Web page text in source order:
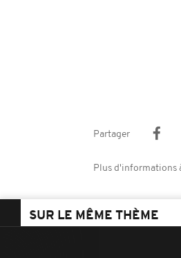
Partager
Plus d'informations
SUR LE MÊME THÈME